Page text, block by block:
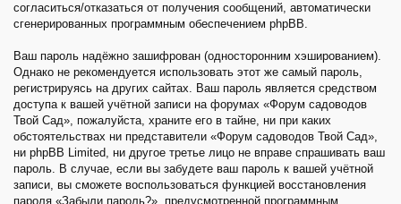
согласиться/отказаться от получения сообщений, автоматически
сгенерированных программным обеспечением phpBB.
Ваш пароль надёжно зашифрован (односторонним хэшированием).
Однако не рекомендуется использовать этот же самый пароль,
регистрируясь на других сайтах. Ваш пароль является средством
доступа к вашей учётной записи на форумах «Форум садоводов
Твой Сад», пожалуйста, храните его в тайне, ни при каких
обстоятельствах ни представители «Форум садоводов Твой Сад»,
ни phpBB Limited, ни другое третье лицо не вправе спрашивать ваш
пароль. В случае, если вы забудете ваш пароль к вашей учётной
записи, вы сможете воспользоваться функцией восстановления
пароля «Забыли пароль?», предусмотренной программным